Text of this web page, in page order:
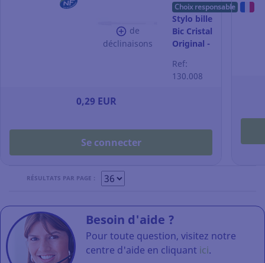
de
déclinaisons
Choix responsable
Stylo bille
Bic Cristal
Original -
moyenne
- bleu
Ref:
130.008
0,29 EUR
Se connecter
RÉSULTATS PAR PAGE :
Besoin d'aide ?
Pour toute question, visitez notre
centre d'aide en cliquant ici.